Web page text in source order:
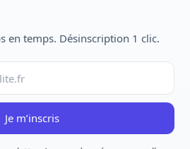
en temps. Désinscription 1 clic.
Je m’inscris